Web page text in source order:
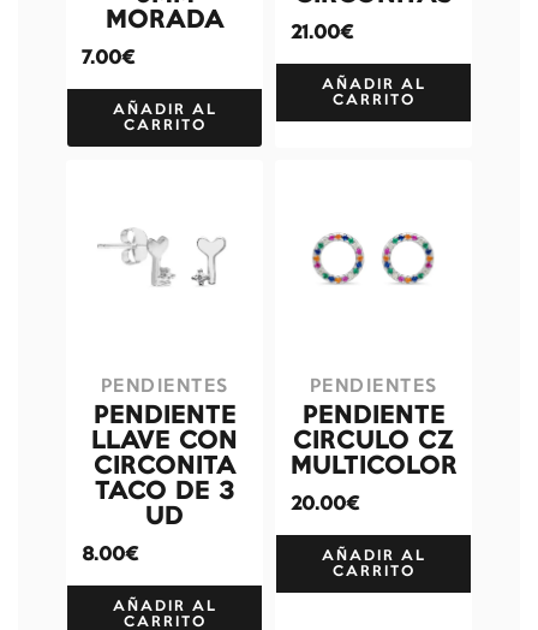
MORADA
7.00€
AÑADIR AL
CARRITO
21.00€
AÑADIR AL
CARRITO
PENDIENTES
PENDIENTE
LLAVE CON
CIRCONITA
TACO DE 3
UD
8.00€
AÑADIR AL
CARRITO
PENDIENTES
PENDIENTE
CIRCULO CZ
MULTICOLOR
20.00€
AÑADIR AL
CARRITO